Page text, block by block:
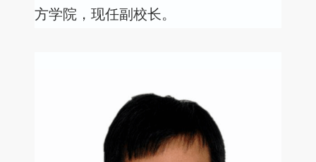
方学院，现任副校长。